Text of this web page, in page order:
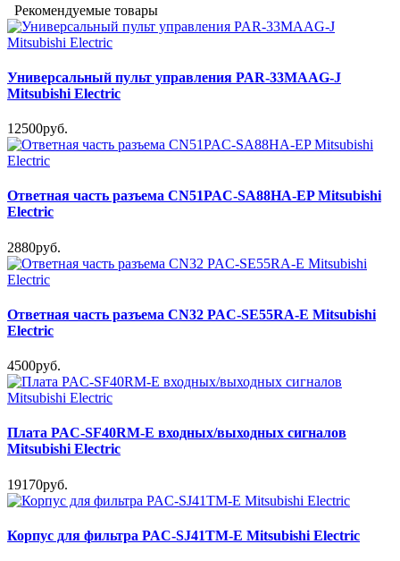
Рекомендуемые товары
Универсальный пульт управления PAR-33MAAG-J
Mitsubishi Electric
12500руб.
Ответная часть разъема CN51PAC-SA88HA-EP Mitsubishi
Electric
2880руб.
Ответная часть разъема CN32 PAC-SE55RA-E Mitsubishi
Electric
4500руб.
Плата PAC-SF40RM-E входных/выходных сигналов
Mitsubishi Electric
19170руб.
Корпус для фильтра PAC-SJ41TM-E Mitsubishi Electric